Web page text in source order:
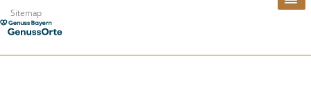
Zum
Inhalt
Sitemap